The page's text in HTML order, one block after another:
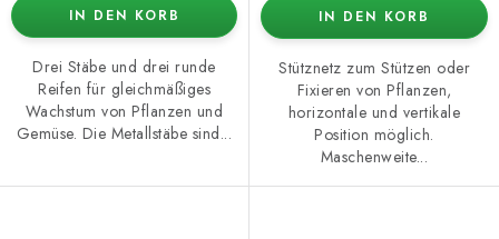
IN DEN KORB
Drei Stäbe und drei runde
Reifen für gleichmäßiges
Wachstum von Pflanzen und
Gemüse. Die Metallstäbe sind...
IN DEN KORB
Stütznetz zum Stützen oder
Fixieren von Pflanzen,
horizontale und vertikale
Position möglich.
Maschenweite...